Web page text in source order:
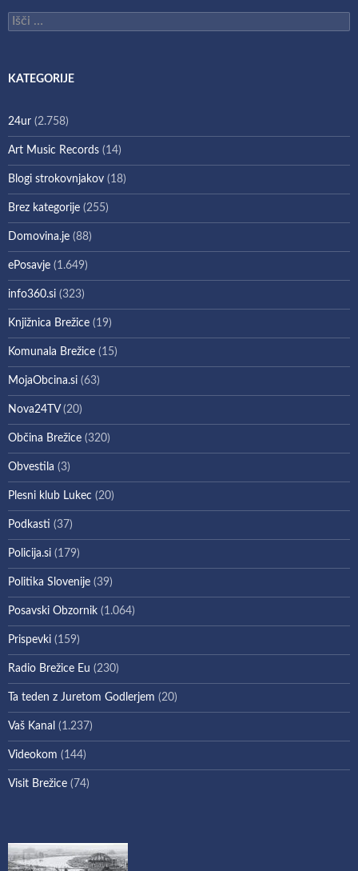
Išči:
KATEGORIJE
24ur (2.758)
Art Music Records (14)
Blogi strokovnjakov (18)
Brez kategorije (255)
Domovina.je (88)
ePosavje (1.649)
info360.si (323)
Knjižnica Brežice (19)
Komunala Brežice (15)
MojaObcina.si (63)
Nova24TV(20)
Občina Brežice (320)
Obvestila (3)
Plesni klub Lukec (20)
Podkasti (37)
Policija.si (179)
Politika Slovenije (39)
Posavski Obzornik (1.064)
Prispevki (159)
Radio Brežice Eu (230)
Ta teden z Juretom Godlerjem (20)
Vaš Kanal (1.237)
Videokom (144)
Visit Brežice (74)